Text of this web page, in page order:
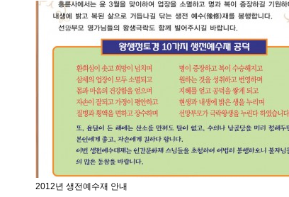
2012년 생전예수재 안내